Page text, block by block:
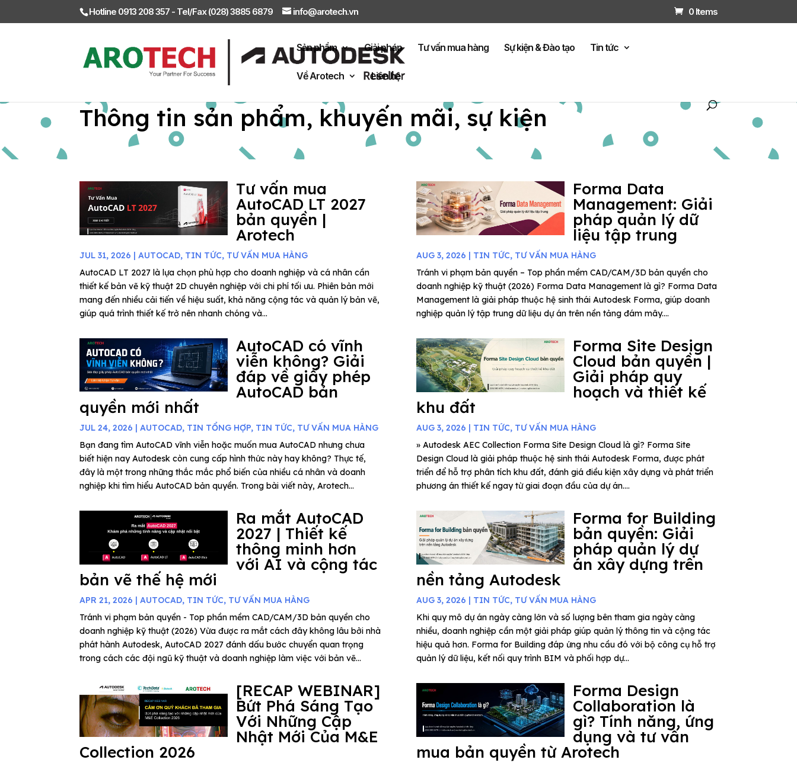
Hotline 0913 208 357 - Tel/Fax (028) 3885 6879 info@arotech.vn 0 Items
Sản phẩm Giải pháp Tư vấn mua hàng Sự kiện & Đào tạo Tin tức
Về Arotech Liên hệ
Thông tin sản phẩm, khuyến mãi, sự kiện
Tư vấn mua
AutoCAD LT 2027
bản quyền |
Arotech
JUL 31, 2026 |AUTOCAD, TIN TỨC, TƯ VẤN MUA HÀNG
AutoCAD LT 2027 là lựa chọn phù hợp cho doanh nghiệp và cá nhân cần
thiết kế bản vẽ kỹ thuật 2D chuyên nghiệp với chi phí tối ưu. Phiên bản mới
mang đến nhiều cải tiến về hiệu suất, khả năng cộng tác và quản lý bản vẽ,
giúp quá trình thiết kế trở nên nhanh chóng và...
AutoCAD có vĩnh
viễn không? Giải
đáp về giấy phép
AutoCAD bản
quyền mới nhất
JUL 24, 2026 |AUTOCAD, TIN TỔNG HỢP, TIN TỨC, TƯ VẤN MUA HÀNG
Bạn đang tìm AutoCAD vĩnh viễn hoặc muốn mua AutoCAD nhưng chưa
biết hiện nay Autodesk còn cung cấp hình thức này hay không? Thực tế,
đây là một trong những thắc mắc phổ biến của nhiều cá nhân và doanh
nghiệp khi tìm hiểu AutoCAD bản quyền. Trong bài viết này, Arotech...
Ra mắt AutoCAD
2027 | Thiết kế
thông minh hơn
với AI và cộng tác
bản vẽ thế hệ mới
APR 21, 2026 |AUTOCAD, TIN TỨC, TƯ VẤN MUA HÀNG
Tránh vi phạm bản quyền - Top phần mềm CAD/CAM/3D bản quyền cho
doanh nghiệp kỹ thuật (2026) Vừa được ra mắt cách đây không lâu bởi nhà
phát hành Autodesk, AutoCAD 2027 đánh dấu bước chuyển quan trọng
trong cách các đội ngũ kỹ thuật và doanh nghiệp làm việc với bản vẽ...
[RECAP WEBINAR]
Bứt Phá Sáng Tạo
Với Những Cập
Nhật Mới Của M&E
Collection 2026
Forma Data
Management: Giải
pháp quản lý dữ
liệu tập trung
AUG 3, 2026 | TIN TỨC, TƯ VẤN MUA HÀNG
Tránh vi phạm bản quyền – Top phần mềm CAD/CAM/3D bản quyền cho
doanh nghiệp kỹ thuật (2026) Forma Data Management là gì? Forma Data
Management là giải pháp thuộc hệ sinh thái Autodesk Forma, giúp doanh
nghiệp quản lý tập trung dữ liệu dự án trên nền tảng đám mây....
Forma Site Design
Cloud bản quyền |
Giải pháp quy
hoạch và thiết kế
khu đất
AUG 3, 2026 | TIN TỨC, TƯ VẤN MUA HÀNG
» Autodesk AEC Collection Forma Site Design Cloud là gì? Forma Site
Design Cloud là giải pháp thuộc hệ sinh thái Autodesk Forma, được phát
triển để hỗ trợ phân tích khu đất, đánh giá điều kiện xây dựng và phát triển
phương án thiết kế ngay từ giai đoạn đầu của dự án....
Forma for Building
bản quyền: Giải
pháp quản lý dự
án xây dựng trên
nền tảng Autodesk
AUG 3, 2026 | TIN TỨC, TƯ VẤN MUA HÀNG
Khi quy mô dự án ngày càng lớn và số lượng bên tham gia ngày càng
nhiều, doanh nghiệp cần một giải pháp giúp quản lý thông tin và cộng tác
hiệu quả hơn. Forma for Building đáp ứng nhu cầu đó với bộ công cụ hỗ trợ
quản lý dữ liệu, kết nối quy trình BIM và phối hợp dự...
Forma Design
Collaboration là
gì? Tính năng, ứng
dụng và tư vấn
mua bản quyền từ Arotech